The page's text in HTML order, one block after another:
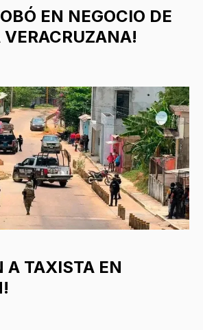
EN NEGOCIO DE
VERACRUZANA!
A TAXISTA EN